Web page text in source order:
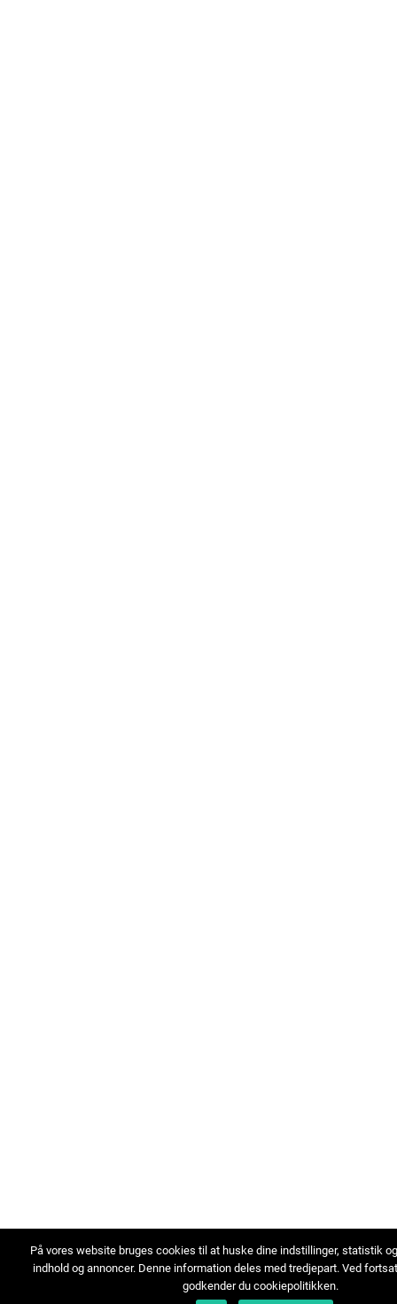
På vores website bruges cookies til at huske dine indstillinger, statistik
indhold og annoncer. Denne information deles med tredjepart. Ved
godkender du cookiepolitikken.